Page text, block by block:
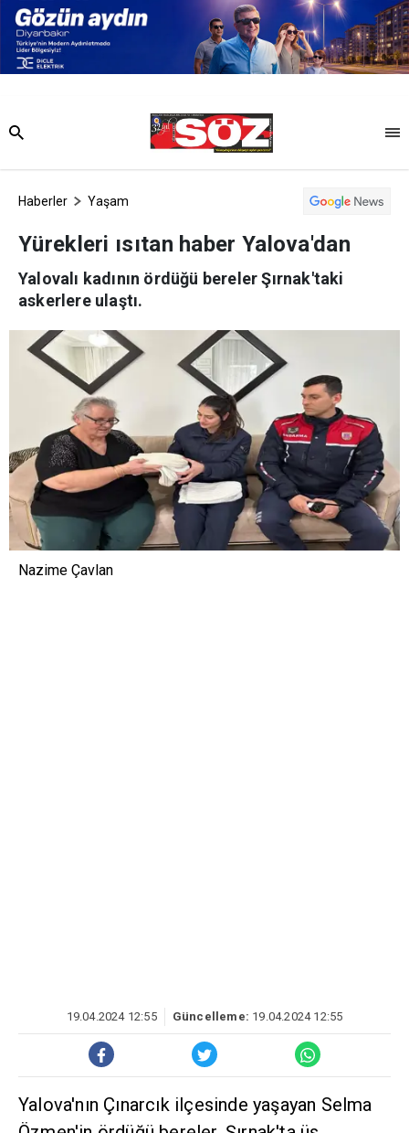
Haberler Yaşam
Yürekleri ısıtan haber Yalova'dan
Yalovalı kadının ördüğü bereler Şırnak'taki
askerlere ulaştı.
Nazime Çavlan
19.04.2024 12:55 Güncelleme: 19.04.2024 12:55
Yalova'nın Çınarcık ilçesinde yaşayan Selma